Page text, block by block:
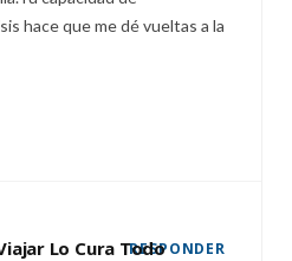
hace que me dé vueltas a la
Lo Cura TodoRESPONDER